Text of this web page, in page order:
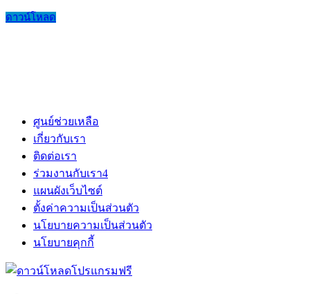
ดาวน์โหลด
ศูนย์ช่วยเหลือ
เกี่ยวกับเรา
ติดต่อเรา
ร่วมงานกับเรา4
แผนผังเว็บไซต์
ตั้งค่าความเป็นส่วนตัว
นโยบายความเป็นส่วนตัว
นโยบายคุกกี้